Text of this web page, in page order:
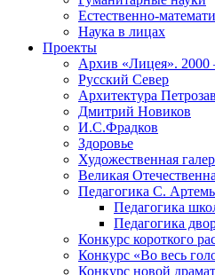
Естественно-
Наука в лицах
Проекты
Архив «Лицея».
Русский Север
Архитектура
Дмитрий Новиков
И.С.Фрадков
Здоровье
Художественная
Великая
Педагогика С.
Педагогика
Педагогика
Конкурс короткого
Конкурс «Во весь
Конкурс новой